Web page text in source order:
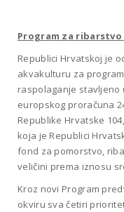
Program za ribarstvo
Republici Hrvatskoj je
akvakulturu za
raspolaganje stavljeno
europskog proračuna
Republike Hrvatske
koja je Republici
fond za pomorstvo,
veličini prema iznosu
Kroz novi Program
okviru sva četiri